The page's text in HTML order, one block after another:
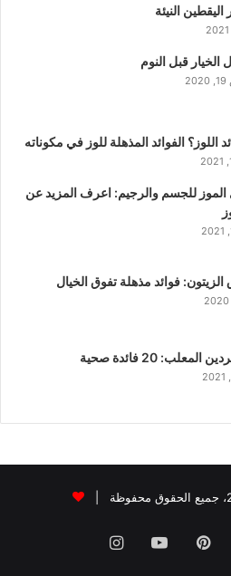
اليقطين النيئة
الخيار قبل النوم
اللوز؟ الفوائد المذهلة للوز في مكوناته
الموز للجسم والرجيم: اعرف المزيد عن
الزيتون: فوائد مذهلة تفوق الخيال
20 فائدة صحية
تويتر بينتيريستيوتيوبانستقرام